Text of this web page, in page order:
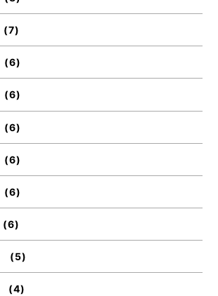
(7)
(6)
(6)
(6)
(6)
(6)
(6)
(5)
(4)